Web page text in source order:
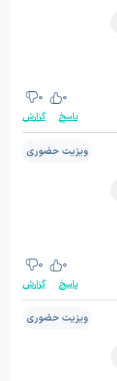
0
0
پاسخ
گزارش
ویزیت حضوری
0
0
پاسخ
گزارش
ویزیت حضوری